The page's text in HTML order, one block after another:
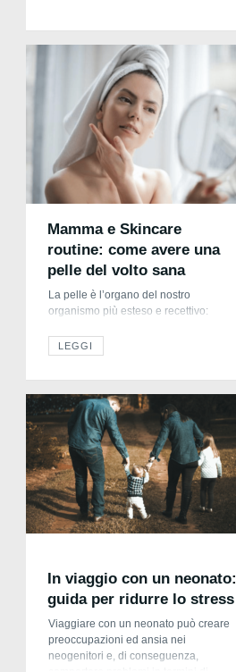
Mamma e Skincare
routine: come avere una
pelle del volto sana
La pelle è l’organo del nostro
organismo più esteso e recettivo:
mondo esterno ed è un filtro a livello
percettivo, infatti, sin da neonati
da essa derivano. La pelle del volto,
poi, ha un […]
LEGGI
In viaggio con un neonato:
guida per ridurre lo stress
Viaggiare con un neonato può creare
preoccupazioni ed ansia nei
neogenitori e, di conseguenza,